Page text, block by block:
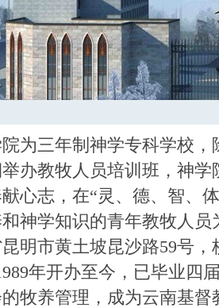
为三年制神学专科学校
办教牧人员培训班，神
心志，在“灵、德、智、
神学知识的青年教牧人员
明市黄土坡昆沙路59号
年开办至今，已毕业四
牧养管理，成为云南基